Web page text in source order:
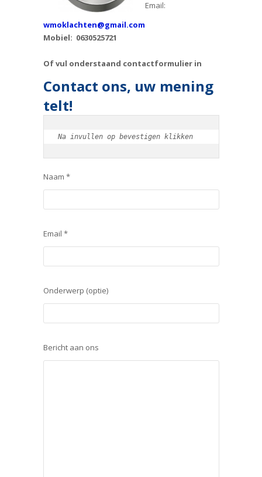
Email:
wmoklachten@gmail.com
Mobiel: 0630525721
Of vul onderstaand contactformulier in
Contact ons, uw mening
telt!
Na invullen op bevestigen klikken
Naam *
Email *
Onderwerp (optie)
Bericht aan ons